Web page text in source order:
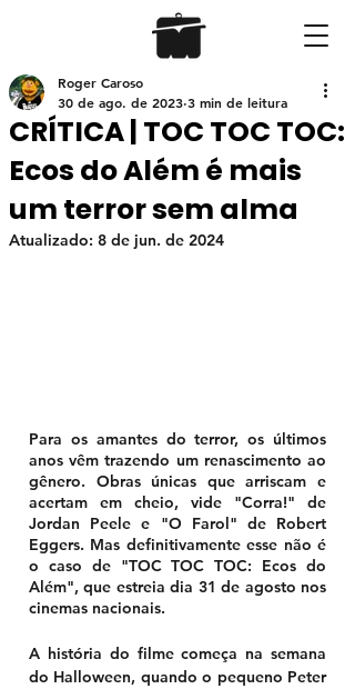
CRÍTICA | TOC TOC TOC:
Ecos do Além é mais
um terror sem alma
Roger Caroso
30 de ago. de 2023 3 min de leitura
Atualizado: 8 de jun. de 2024
Para os amantes do terror, os últimos
anos vêm trazendo um renascimento ao
gênero. Obras únicas que arriscam e
acertam em cheio, vide "Corra!" de
Jordan Peele e "O Farol" de Robert
Eggers. Mas definitivamente esse não é
o caso de "TOC TOC TOC: Ecos do
Além", que estreia dia 31 de agosto nos
cinemas nacionais.
A história do filme começa na semana
do Halloween, quando o pequeno Peter